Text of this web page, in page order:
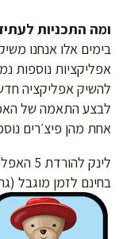
ומה התכניות
בימים אלו אנחנו
אפליקציות נוספות
להשיק אפליקציה
לבצע התאמה של
אחת מהן פיצ׳רים
לינק
בחינם לזמן מוגבל